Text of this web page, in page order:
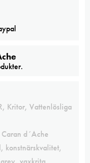
, Kritor, Vattenlösliga
Caran d´Ache
, konstnärskvalitet,